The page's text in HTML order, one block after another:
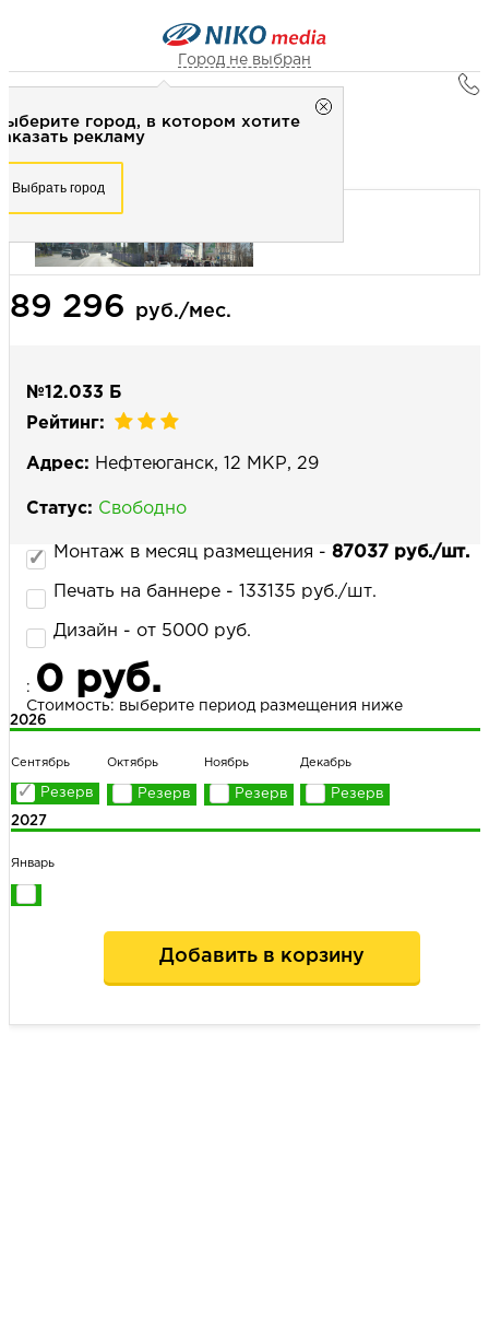
Город не выбран
город, в котором хотите
рекламу
Выбрать город
Город не выбран
Рекламное агентство НИКО-медиа
+7 (3462) 550-877
Выберите свой город
НАПИСАТЬ НАМ
Наружная реклама
Брандмауэр 10х20 (сторона Б) - Статика
89 296 руб./мес.
№12.033 Б
Рейтинг:
Адрес: Нефтеюганск, 12 МКР, 29
Статус: Свободно
Монтаж в месяц размещения - 87037 руб./шт.
Печать на баннере - 133135 руб./шт.
Дизайн - от 5000 руб.
: 0 руб.
Стоимость: выберите период размещения ниже
2026
Сентябрь Октябрь Ноябрь Декабрь
2027
Январь
Добавить в корзину